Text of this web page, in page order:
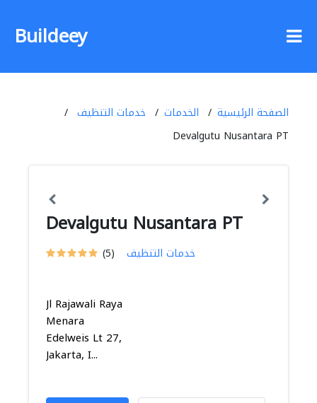
Buildeey
الصفحة الرئيسية الخدمات
خدمات التنظيف
Devalgutu Nusantara PT
Devalgutu Nusantara PT
(5) خدمات التنظيف
Jl Rajawali Raya
Menara
Edelweis Lt 27,
Jakarta, I...